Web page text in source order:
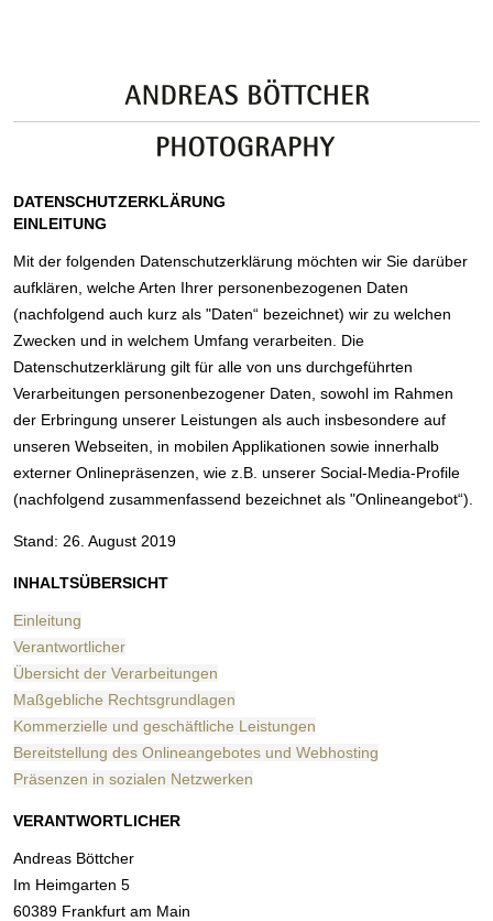
DATENSCHUTZERKLÄRUNG
EINLEITUNG
Mit der folgenden Datenschutzerklärung möchten wir Sie darüber
aufklären, welche Arten Ihrer personenbezogenen Daten
(nachfolgend auch kurz als "Daten“ bezeichnet) wir zu welchen
Zwecken und in welchem Umfang verarbeiten. Die
Datenschutzerklärung gilt für alle von uns durchgeführten
Verarbeitungen personenbezogener Daten, sowohl im Rahmen
der Erbringung unserer Leistungen als auch insbesondere auf
unseren Webseiten, in mobilen Applikationen sowie innerhalb
externer Onlinepräsenzen, wie z.B. unserer Social-Media-Profile
(nachfolgend zusammenfassend bezeichnet als "Onlineangebot“).
Stand: 26. August 2019
INHALTSÜBERSICHT
Einleitung
Verantwortlicher
Übersicht der Verarbeitungen
Maßgebliche Rechtsgrundlagen
Kommerzielle und geschäftliche Leistungen
Bereitstellung des Onlineangebotes und Webhosting
Präsenzen in sozialen Netzwerken
VERANTWORTLICHER
Andreas Böttcher
Im Heimgarten 5
60389 Frankfurt am Main